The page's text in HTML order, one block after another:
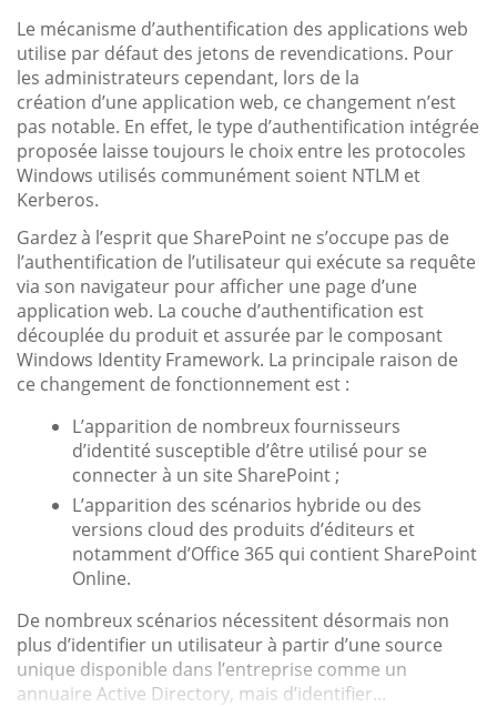
Le mécanisme d’authentification des applications web
utilise par défaut des jetons de revendications. Pour
les administrateurs cependant, lors de la
création d’une application web, ce changement n’est
pas notable. En effet, le type d’authentification intégrée
proposée laisse toujours le choix entre les protocoles
Windows utilisés communément soient NTLM et
Kerberos.
Gardez à l’esprit que SharePoint ne s’occupe pas de
l’authentification de l’utilisateur qui exécute sa requête
via son navigateur pour afficher une page d’une
application web. La couche d’authentification est
découplée du produit et assurée par le composant
Windows Identity Framework. La principale raison de
ce changement de fonctionnement est :
L’apparition de nombreux fournisseurs
d’identité susceptible d’être utilisé pour se
connecter à un site SharePoint ;
L’apparition des scénarios hybride ou des
versions cloud des produits d’éditeurs et
notamment d’Office 365 qui contient SharePoint
Online.
De nombreux scénarios nécessitent désormais non
plus d’identifier un utilisateur à partir d’une source
unique disponible dans l’entreprise comme un
annuaire Active Directory, mais d’identifier...